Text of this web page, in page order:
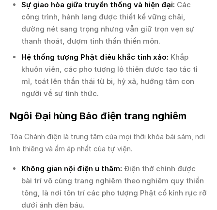
Sự giao hòa giữa truyền thống và hiện đại: Các
công trình, hành lang được thiết kế vững chãi,
đường nét sang trọng nhưng vẫn giữ trọn vẹn sự
thanh thoát, đượm tinh thần thiền môn.
Hệ thống tượng Phật điêu khắc tinh xảo: Khắp
khuôn viên, các pho tượng lộ thiên được tạo tác tỉ
mỉ, toát lên thần thái từ bi, hỷ xả, hướng tâm con
người về sự tỉnh thức.
Ngôi Đại hùng Bảo điện trang nghiêm
Tòa Chánh điện là trung tâm của mọi thời khóa bái sám, nơi
linh thiêng và ấm áp nhất của tự viện.
Không gian nội điện u thâm: Điện thờ chính được
bài trí vô cùng trang nghiêm theo nghiêm quy thiền
tông, là nơi tôn trí các pho tượng Phật cổ kính rực rỡ
dưới ánh đèn báu.